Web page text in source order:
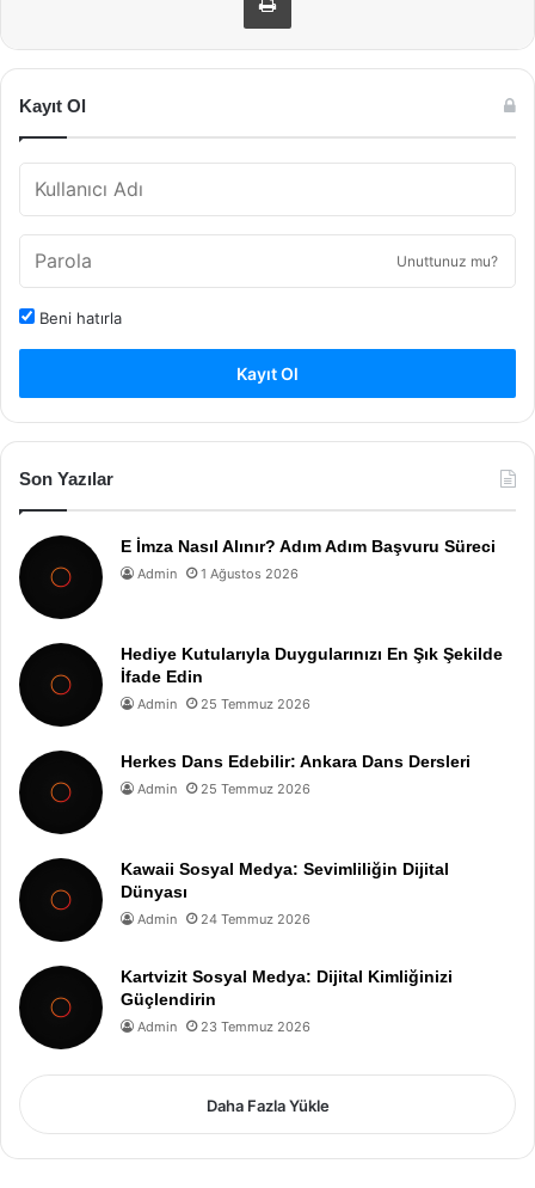
Kayıt Ol
Unuttunuz mu?
Beni hatırla
Kayıt Ol
Son Yazılar
E İmza Nasıl Alınır? Adım Adım Başvuru Süreci
Admin 1 Ağustos 2026
Hediye Kutularıyla Duygularınızı En Şık Şekilde
İfade Edin
Admin 25 Temmuz 2026
Herkes Dans Edebilir: Ankara Dans Dersleri
Admin 25 Temmuz 2026
Kawaii Sosyal Medya: Sevimliliğin Dijital
Dünyası
Admin 24 Temmuz 2026
Kartvizit Sosyal Medya: Dijital Kimliğinizi
Güçlendirin
Admin 23 Temmuz 2026
Daha Fazla Yükle